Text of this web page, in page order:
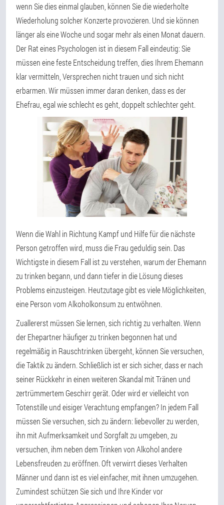
wenn Sie dies einmal glauben, können Sie die wiederholte
Wiederholung solcher Konzerte provozieren. Und sie können
länger als eine Woche und sogar mehr als einen Monat dauern.
Der Rat eines Psychologen ist in diesem Fall eindeutig: Sie
müssen eine feste Entscheidung treffen, dies Ihrem Ehemann
klar vermitteln, Versprechen nicht trauen und sich nicht
erbarmen. Wir müssen immer daran denken, dass es der
Ehefrau, egal wie schlecht es geht, doppelt schlechter geht.
Wenn die Wahl in Richtung Kampf und Hilfe für die nächste
Person getroffen wird, muss die Frau geduldig sein. Das
Wichtigste in diesem Fall ist zu verstehen, warum der Ehemann
zu trinken begann, und dann tiefer in die Lösung dieses
Problems einzusteigen. Heutzutage gibt es viele Möglichkeiten,
eine Person vom Alkoholkonsum zu entwöhnen.
Zuallererst müssen Sie lernen, sich richtig zu verhalten. Wenn
der Ehepartner häufiger zu trinken begonnen hat und
regelmäßig in Rauschtrinken übergeht, können Sie versuchen,
die Taktik zu ändern. Schließlich ist er sich sicher, dass er nach
seiner Rückkehr in einen weiteren Skandal mit Tränen und
zertrümmertem Geschirr gerät. Oder wird er vielleicht von
Totenstille und eisiger Verachtung empfangen? In jedem Fall
müssen Sie versuchen, sich zu ändern: liebevoller zu werden,
ihn mit Aufmerksamkeit und Sorgfalt zu umgeben, zu
versuchen, ihm neben dem Trinken von Alkohol andere
Lebensfreuden zu eröffnen. Oft verwirrt dieses Verhalten
Männer und dann ist es viel einfacher, mit ihnen umzugehen.
Zumindest schützen Sie sich und Ihre Kinder vor